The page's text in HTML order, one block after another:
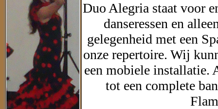
Duo Alegria staat voor
danseressen en
gelegenheid met een
onze repertoire. Wij
een mobiele installatie.
tot een complete